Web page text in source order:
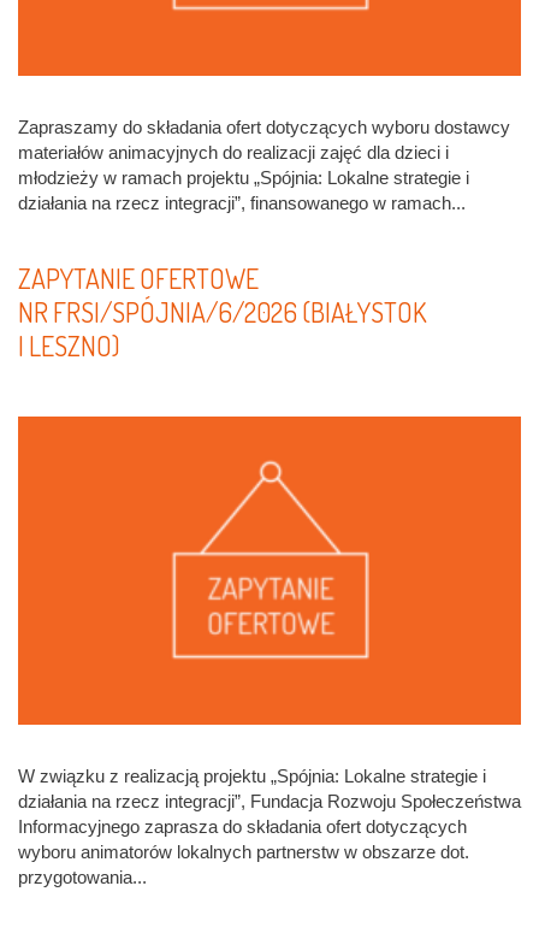
Zapraszamy do składania ofert dotyczących wyboru dostawcy
materiałów animacyjnych do realizacji zajęć dla dzieci i
młodzieży w ramach projektu „Spójnia: Lokalne strategie i
działania na rzecz integracji”, finansowanego w ramach...
ZAPYTANIE OFERTOWE
NR FRSI/SPÓJNIA/6/2026 (BIAŁYSTOK
I LESZNO)
W związku z realizacją projektu „Spójnia: Lokalne strategie i
działania na rzecz integracji”, Fundacja Rozwoju Społeczeństwa
Informacyjnego zaprasza do składania ofert dotyczących
wyboru animatorów lokalnych partnerstw w obszarze dot.
przygotowania...